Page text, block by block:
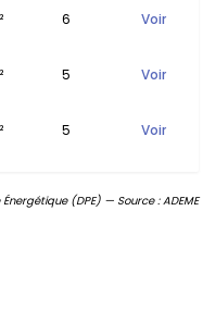
6 Voir
5 Voir
5 Voir
(DPE) — Source : ADEME